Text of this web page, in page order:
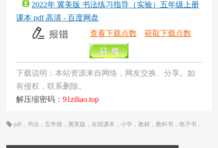
2022年 冀美版 书法练习指导（实验）五年级上册
课本 pdf 高清 - 百度网盘
查看下载点数
获取下载点数
下载说明：本站资源来自网络，网友交换、分享。如
有侵权，联系删除。
解压缩密码：91ziliao.top
pdf ，书法 ， 五年级 ，冀美版 ，在线课本 ，小学 ，教材 ，教科书 ， 电子书 ，